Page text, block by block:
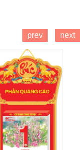
prev next